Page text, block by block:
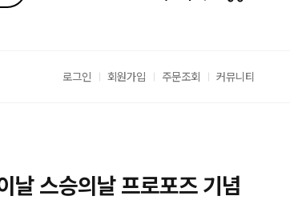
로그인 회원가입 주문조회 커뮤니티
날 스승의날 프로포즈 기념